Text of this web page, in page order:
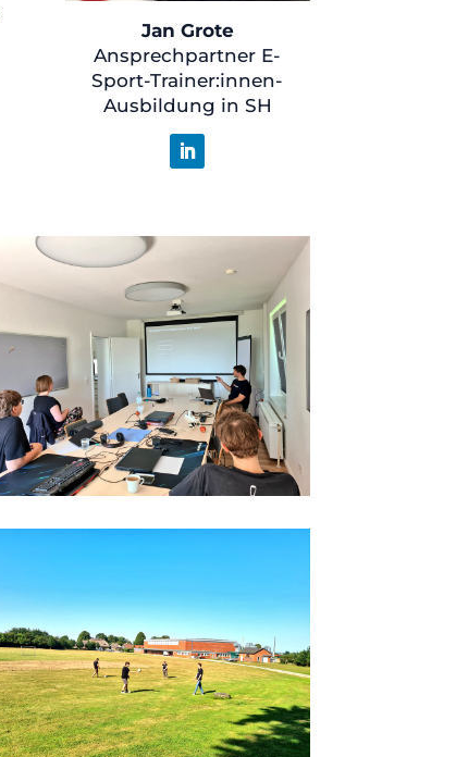
Jan Grote
Ansprechpartner E-
Sport-Trainer:innen-
Ausbildung in SH